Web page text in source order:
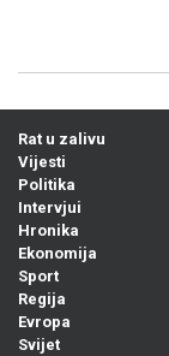
Rat u zalivu
Vijesti
Politika
Intervjui
Hronika
Ekonomija
Sport
Regija
Evropa
Svijet